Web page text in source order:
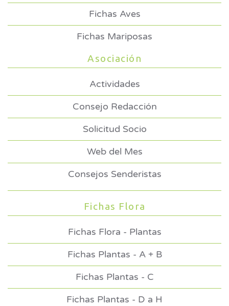
Fichas Aves
Fichas Mariposas
Asociación
Actividades
Consejo Redacción
Solicitud Socio
Web del Mes
Consejos Senderistas
Fichas Flora
Fichas Flora - Plantas
Fichas Plantas - A + B
Fichas Plantas - C
Fichas Plantas - D a H